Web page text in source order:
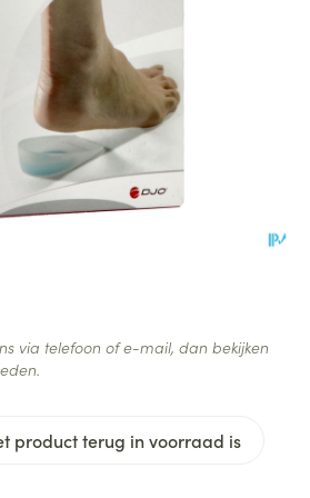
product terug in voorraad is
via telefoon of e-mail, dan bekijken